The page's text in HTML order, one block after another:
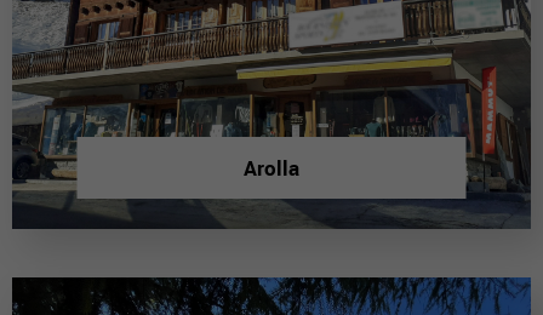
Arolla